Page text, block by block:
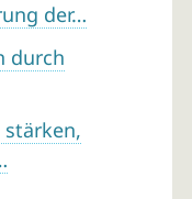
der…
durch